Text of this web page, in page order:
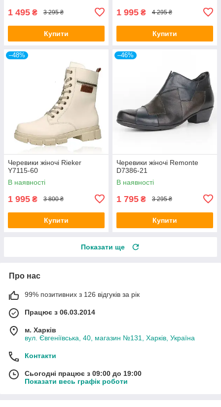
1 495 ₴ 3 295 ₴
Купити
1 995 ₴ 4 295 ₴
Купити
–48%
Черевики жіночі Rieker
Y7115-60
В наявності
1 995 ₴ 3 800 ₴
Купити
–46%
Черевики жіночі Remonte
D7386-21
В наявності
1 795 ₴ 3 295 ₴
Купити
Показати ще
Про нас
99% позитивних з 126 відгуків за рік
Працює з 06.03.2014
м. Харків
вул. Євгеніївська, 40, магазин №131, Харків, Україна
Контакти
Сьогодні працює з 09:00 до 19:00
Показати весь графік роботи